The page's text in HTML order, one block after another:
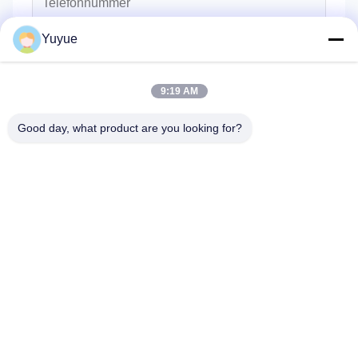
Yuyue
9:19 AM
Good day, what product are you looking for?